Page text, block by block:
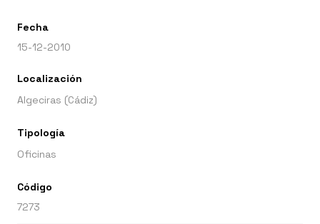
Fecha
15-12-2010
Localización
Algeciras (Cádiz)
Tipología
Oficinas
Código
7273